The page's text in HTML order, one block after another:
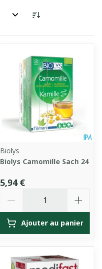
Biolys
Biolys Camomille Sach 24
5,94 €
Ajouter au panier